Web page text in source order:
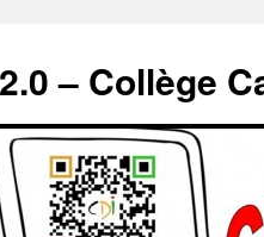
– Collège